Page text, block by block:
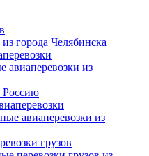
города Челябинска
авиаперевозки из
Россию
авиаперевозки из
грузов